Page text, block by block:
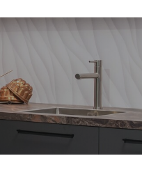
Aansluitwaarde
Voorraad